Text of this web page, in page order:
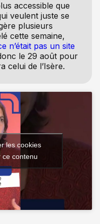
accessible que
veulent juste se
plusieurs
cette semaine,
n’était pas un site
le 29 août pour
celui de l’Isère.
les cookies
ce contenu